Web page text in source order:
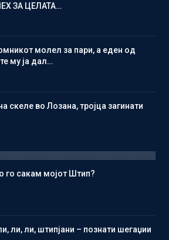
ЗА ЦЕЛАТА…
молел за пари, а еден од
му ја дал…
скеле во Лозана, тројца загинати
го сакам мојот Штип?
ли, ли, штипјани – познати шегаџии